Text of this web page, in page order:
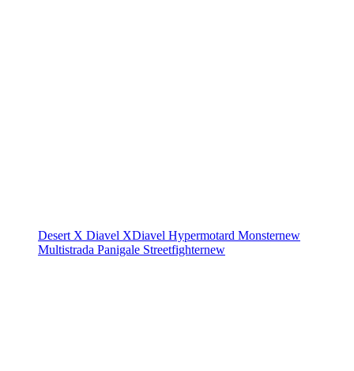
Desert X Diavel XDiavel Hypermotard Monsternew
Multistrada Panigale Streetfighternew